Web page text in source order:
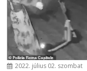
2022. július 02. szombat